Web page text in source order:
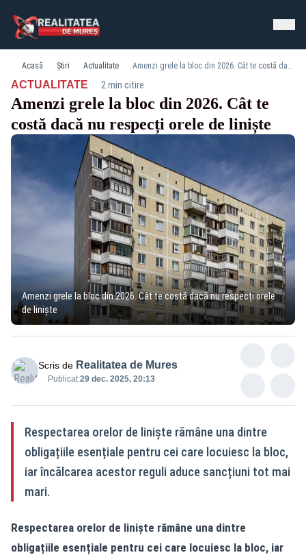
Acasă Știri Actualitate Amenzi grele la bloc din 2026. Cât te costă dacă nu respecți orele de liniște
ACTUALITATE· 2 min citire
Amenzi grele la bloc din 2026. Cât te
costă dacă nu respecți orele de liniște
Amenzi grele la bloc din 2026. Cât te costă dacă nu respecți orele
de liniște
Scris de Realitatea de Mures
Publicat:29 dec. 2025, 20:13
Respectarea orelor de liniște rămâne una dintre
obligațiile esențiale pentru cei care locuiesc la bloc,
iar încălcarea acestor reguli aduce sancțiuni tot mai
mari.
Respectarea orelor de liniște rămâne una dintre
obligațiile esențiale pentru cei care locuiesc la bloc, iar